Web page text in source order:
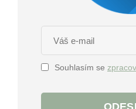
Souhlasím se